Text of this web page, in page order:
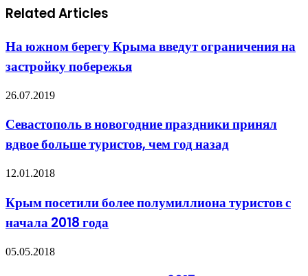
Related Articles
На южном берегу Крыма введут ограничения на
застройку побережья
26.07.2019
Севастополь в новогодние праздники принял
вдвое больше туристов, чем год назад
12.01.2018
Крым посетили более полумиллиона туристов с
начала 2018 года
05.05.2018